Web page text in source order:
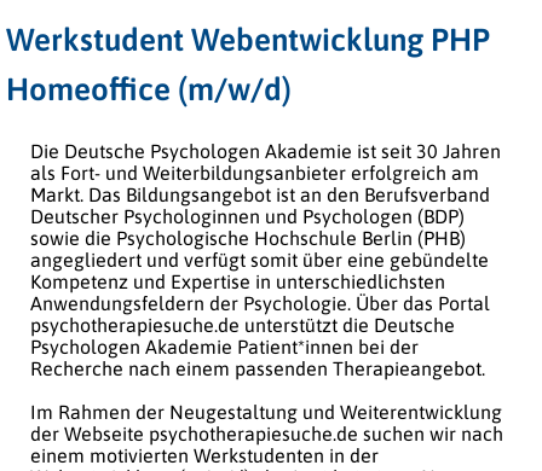
Werkstudent Webentwicklung PHP
Homeoffice (m/w/d)
Die Deutsche Psychologen Akademie ist seit 30 Jahren
als Fort- und Weiterbildungsanbieter erfolgreich am
Markt. Das Bildungsangebot ist an den Berufsverband
Deutscher Psychologinnen und Psychologen (BDP)
sowie die Psychologische Hochschule Berlin (PHB)
angegliedert und verfügt somit über eine gebündelte
Kompetenz und Expertise in unterschiedlichsten
Anwendungsfeldern der Psychologie. Über das Portal
psychotherapiesuche.de unterstützt die Deutsche
Psychologen Akademie Patient*innen bei der
Recherche nach einem passenden Therapieangebot.
Im Rahmen der Neugestaltung und Weiterentwicklung
der Webseite psychotherapiesuche.de suchen wir nach
einem motivierten Werkstudenten in der